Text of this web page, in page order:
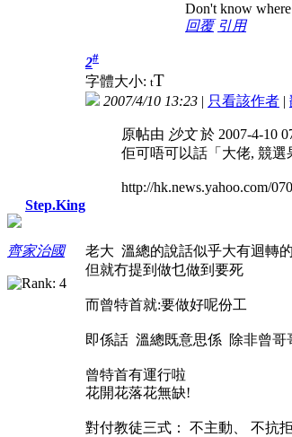
Don't know
回覆 引用
Step.King
齊家治國
2#
字體大小: tT
2007/4/10 13:23 | 只看該作者 |
原帖由 沙文於 2007-4-10
佢可唔可以話「大佬, 競選
http://hk.news.yahoo.com/
老大 溫總的說話似乎大有迴轉
但就冇提到做乜做到要死
而曾特首就:要做好呢份工
即係話 溫總既意思係 除非曾
曾特首有運行啦
花開花落花無缺!
對付教徒三式： 不主動、 不抗